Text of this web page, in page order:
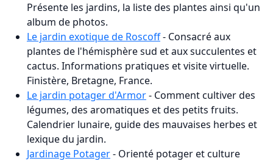
Présente les jardins, la liste des plantes ainsi qu'un
album de photos.
Le jardin exotique de Roscoff- Consacré aux
plantes de l'hémisphère sud et aux succulentes et
cactus. Informations pratiques et visite virtuelle.
Finistère, Bretagne, France.
Le jardin potager d'Armor- Comment cultiver des
légumes, des aromatiques et des petits fruits.
Calendrier lunaire, guide des mauvaises herbes et
lexique du jardin.
Jardinage Potager- Orienté potager et culture